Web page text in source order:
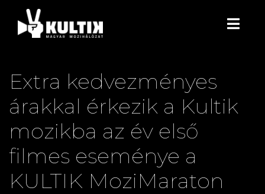
Extra kedvezményes
árakkal érkezik a Kultik
mozikba az év első
filmes eseménye a
KULTIK MoziMaraton